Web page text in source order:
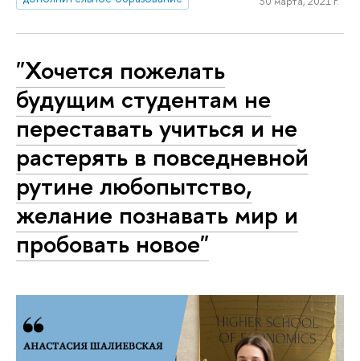
"Хочется пожелать
будущим студентам не
переставать учиться и не
растерять в повседневной
рутине любопытство,
желание познавать мир и
пробовать новое"